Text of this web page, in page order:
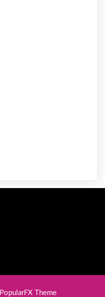
PopularFX Theme